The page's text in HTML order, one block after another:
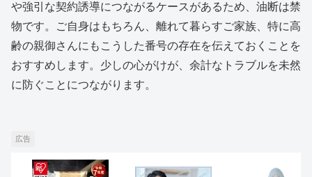
や強引な契約誘導につながるケースがあるため、油断は禁
物です。ご自身はもちろん、離れて暮らすご家族、特に高
齢の親御さんにもこうした番号の存在を伝えておくことを
おすすめします。少しの心がけが、余計なトラブルを未然
に防ぐことにつながります。
広告